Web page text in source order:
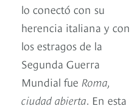
lo conectó con su
herencia italiana y con
los estragos de la
Segunda Guerra
Mundial fue Roma,
ciudad abierta . En esta